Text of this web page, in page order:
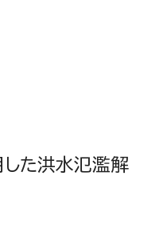
た洪水氾濫解